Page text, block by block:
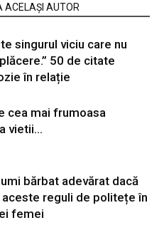
ACELAȘI AUTOR
singurul viciu care nu
50 de citate
în relație
cea mai frumoasa
vietii…
bărbat adevărat dacă
reguli de politețe în
femei